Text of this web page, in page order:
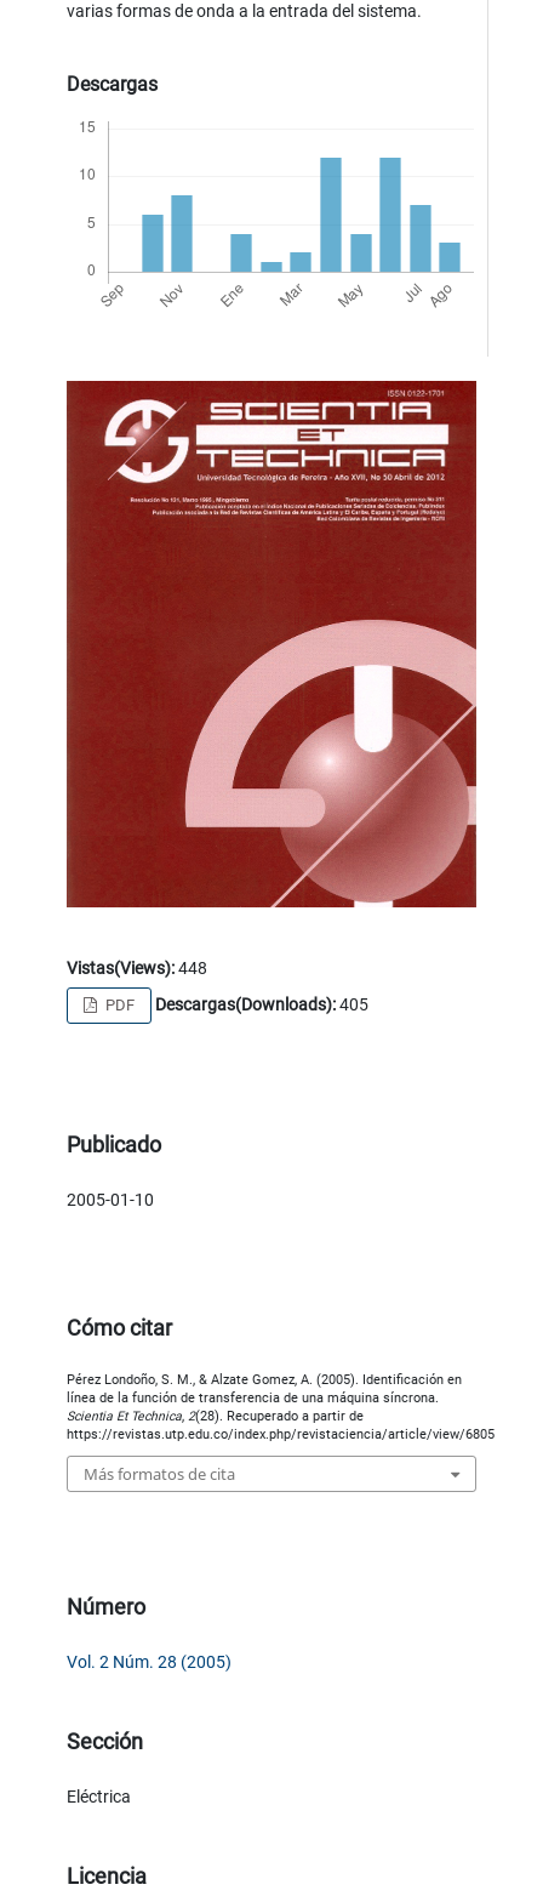
varias formas de onda a la entrada del sistema.
Descargas
Vistas(Views):448
PDF Descargas(Downloads):405
Publicado
2005-01-10
Cómo citar
Pérez Londoño, S. M., & Alzate Gomez, A. (2005). Identificación en
línea de la función de transferencia de una máquina síncrona.
Scientia Et Technica,2(28). Recuperado a partir de
https://revistas.utp.edu.co/index.php/revistaciencia/article/view/6805
Más formatos de cita
Número
Vol. 2 Núm. 28 (2005)
Sección
Eléctrica
Licencia